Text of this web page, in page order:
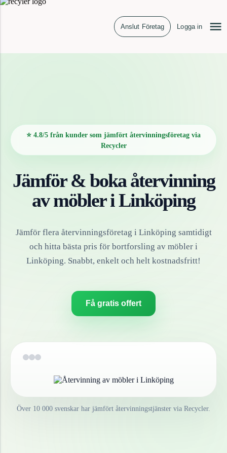
Anslut Företag Logga in
⭐ 4.8/5 från kunder som jämfört återvinningsföretag via
Recycler
Jämför & boka återvinning
avmöbleriLinköping
Jämför flera återvinningsföretag i Linköping samtidigt
och hitta bästa pris för bortforsling av möbler i
Linköping. Snabbt, enkelt och helt kostnadsfritt!
Få gratis offert
Över 10 000 svenskar har jämfört återvinningstjänster via Recycler.